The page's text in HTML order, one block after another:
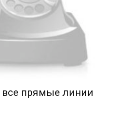
все прямые линии